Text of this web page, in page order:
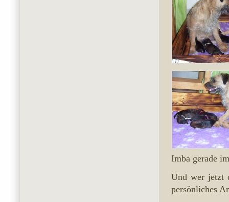
Imba gerade
Und wer jetzt
persönliches